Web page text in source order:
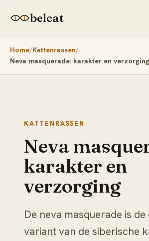
belcat
Home Kattenrassen
Neva masquerade: karakter en verzorging
KATTENRASSEN
Neva
karakter en
verzorging
De neva masquerade is
variant van de siberische